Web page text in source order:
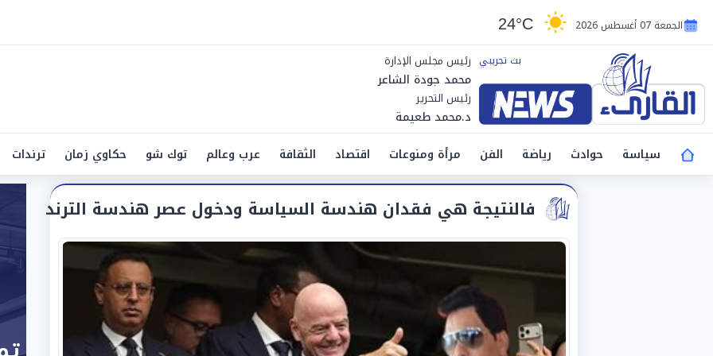
الجمعة 07 أغسطس 2026 24°C
رئيس مجلس الإدارة
محمد جودة الشاعر
رئيس التحرير
د.محمد طعيمة
سياسة
حوادث رياضة الفن مرأة ومنوعات اقتصاد الثقافة عرب وعالم توك شو حكاوي زمان ترندات
فالنتيجة هي فقدان هندسة السياسة ودخول عصر هندسة الترند